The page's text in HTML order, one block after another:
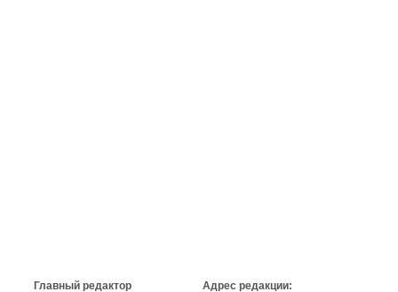
Главный редактор Адрес редакции: